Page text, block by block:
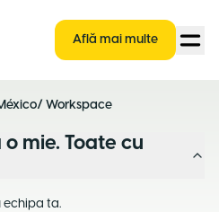
Află mai multe
/ Workspace
mie. Toate cu
ta.